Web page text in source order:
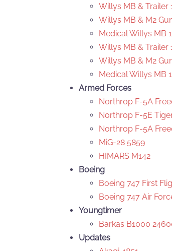
Willys MB & Trailer
Willys MB & M2
Medical Willys MB
Willys MB & Trailer
Willys MB & M2
Medical Willys MB
Armed Forces
Northrop F-5A
Northrop F-5E
Northrop F-5A
MiG-28 5859
HIMARS M142
Boeing
Boeing 747 First
Boeing 747 Air
Youngtimer
Barkas B1000
Updates